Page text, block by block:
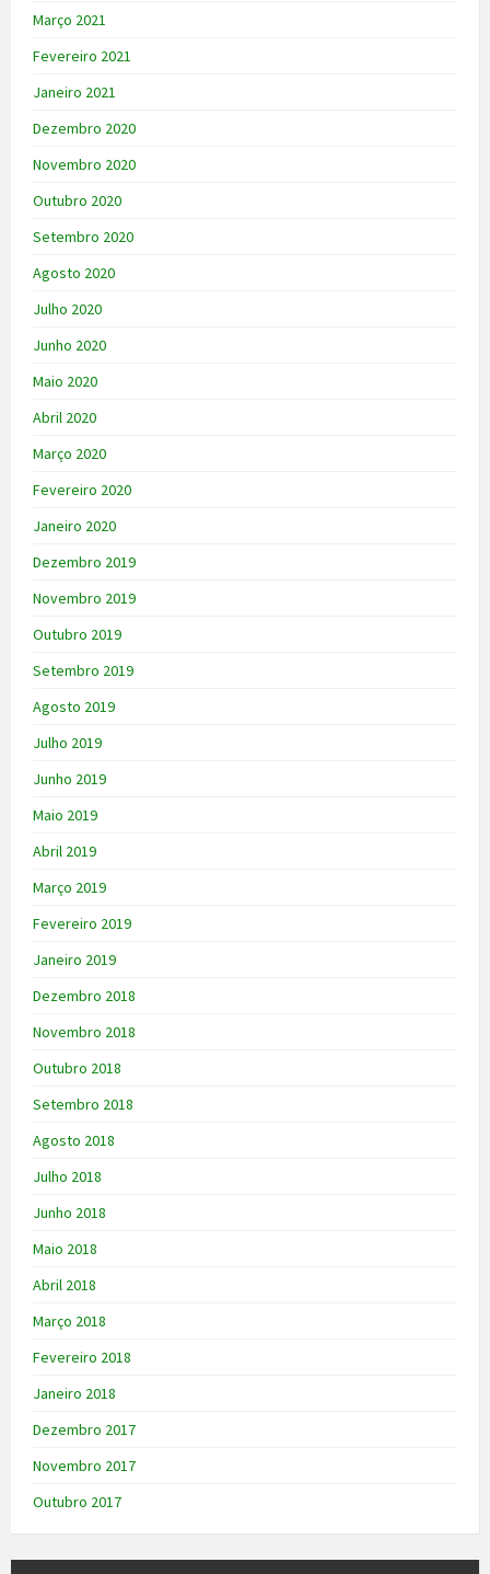
Março 2021
Fevereiro 2021
Janeiro 2021
Dezembro 2020
Novembro 2020
Outubro 2020
Setembro 2020
Agosto 2020
Julho 2020
Junho 2020
Maio 2020
Abril 2020
Março 2020
Fevereiro 2020
Janeiro 2020
Dezembro 2019
Novembro 2019
Outubro 2019
Setembro 2019
Agosto 2019
Julho 2019
Junho 2019
Maio 2019
Abril 2019
Março 2019
Fevereiro 2019
Janeiro 2019
Dezembro 2018
Novembro 2018
Outubro 2018
Setembro 2018
Agosto 2018
Julho 2018
Junho 2018
Maio 2018
Abril 2018
Março 2018
Fevereiro 2018
Janeiro 2018
Dezembro 2017
Novembro 2017
Outubro 2017